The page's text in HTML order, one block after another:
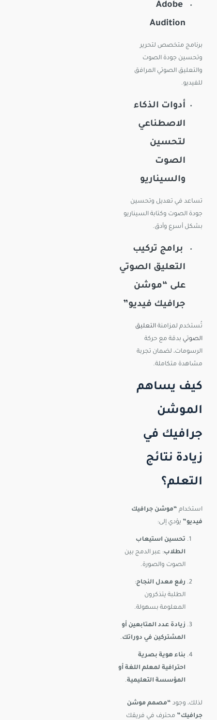
Adobe
Audition
برنامج متخصص لتحرير
وتحسين جودة الصوت
والتعليق الصوتي المرافق
للفيديو.
أدوات الذكاء
الاصطناعي
لتحسين
الصوت
والسيناريو
تساعد في تعديل وتحسين
جودة الصوت وكتابة السيناريو
بشكل أسرع وأدق.
برامج تركيب
التعليق الصوتي
على “موشن
جرافيك فيديو”
تُستخدم لمزامنة التعليق
الصوتي بدقة مع حركة
الرسومات، لضمان تجربة
مشاهدة متكاملة.
كيف يساهم
الموشن
جرافيك في
زيادة نتائج
التعلم؟
استخدام “موشن جرافيك
فيديو” يؤدي إلى:
تحسين استيعاب
الطلاب: عبر الدمج بين
الصوت والصورة.
رفع معدل النجاح:
الطلبة يتذكرون
المعلومة بسهولة.
زيادة عدد المتابعين أو
المشتركين في دوراتك.
بناء هوية بصرية
احترافية لمعلم اللغة أو
المؤسسة التعليمية.
لذلك، وجود “مصمم موشن
جرافيك” محترف في فريقك